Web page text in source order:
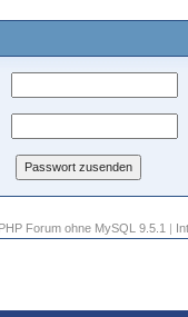
Forum ohne MySQL 9.5.1 |